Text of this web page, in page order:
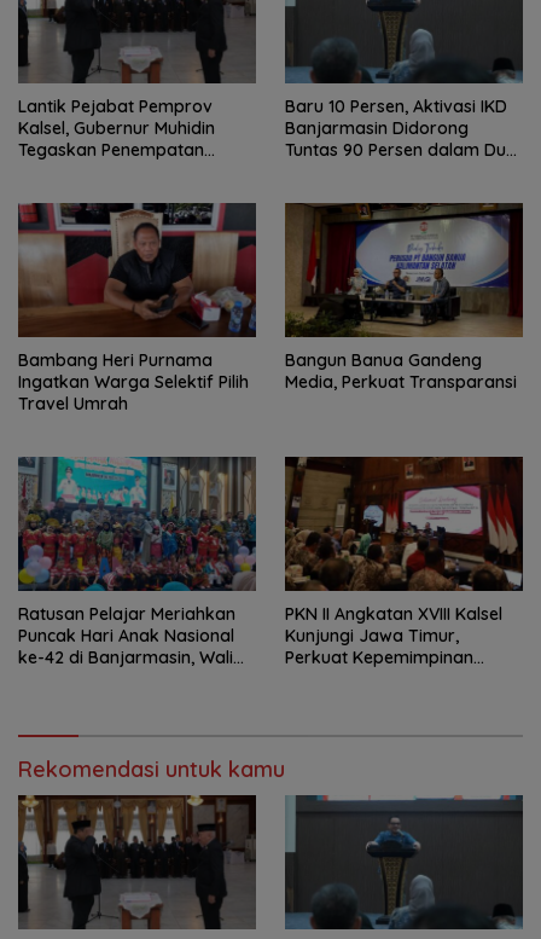
Lantik Pejabat Pemprov
Kalsel, Gubernur Muhidin
Tegaskan Penempatan
Baru 10 Persen, Aktivasi IKD
Banjarmasin Didorong
Tuntas 90 Persen dalam Dua
Bambang Heri Purnama
Ingatkan Warga Selektif Pilih
Travel Umrah
Bangun Banua Gandeng
Media, Perkuat Transparansi
Ratusan Pelajar Meriahkan
Puncak Hari Anak Nasional
ke-42 di Banjarmasin, Wali
PKN II Angkatan XVIII Kalsel
Kunjungi Jawa Timur,
Perkuat Kepemimpinan
Rekomendasi untuk kamu